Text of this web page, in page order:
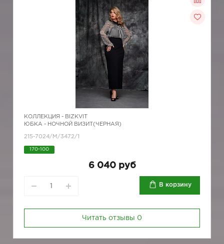
КОЛЛЕКЦИЯ - BIZKVIT
ЮБКА - НОЧНОЙ ВИЗИТ(ЧЕРНАЯ)
215-7024/M/3472/1
170-100
6 040 руб
В корзину
Читать отзывы 0